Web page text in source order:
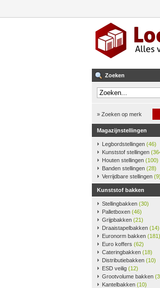
Zoeken
» Zoeken op merk
Magazijnstellingen
Legbordstellingen (46)
Kunststof stellingen
Houten stellingen (100)
Banden stellingen (28)
Verrijdbare stellingen (9)
Kunststof bakken
Stellingbakken (30)
Palletboxen (46)
Grijpbakken (21)
Draaistapelbakken (14)
Euronorm bakken (181)
Euro koffers (62)
Cateringbakken (18)
Distributiebakken (10)
ESD veilig (12)
Grootvolume bakken
Kantelbakken (10)